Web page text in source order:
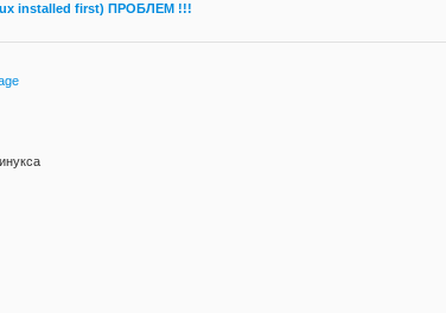
installed first) ПРОБЛЕМ !!!